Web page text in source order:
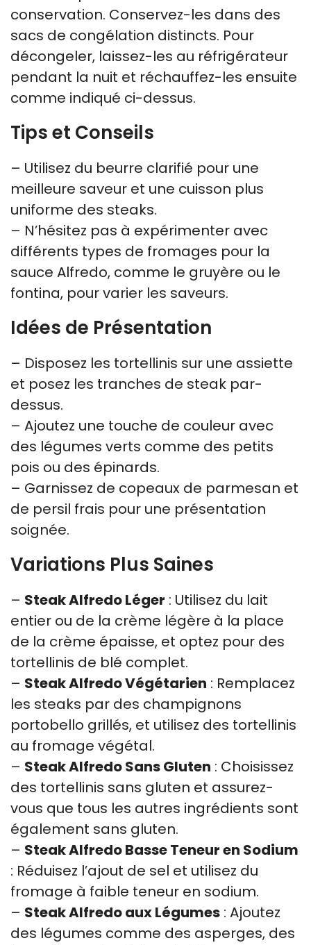
conservation. Conservez-les dans des
sacs de congélation distincts. Pour
décongeler, laissez-les au réfrigérateur
pendant la nuit et réchauffez-les ensuite
comme indiqué ci-dessus.
Tips et Conseils
– Utilisez du beurre clarifié pour une
meilleure saveur et une cuisson plus
uniforme des steaks.
– N’hésitez pas à expérimenter avec
différents types de fromages pour la
sauce Alfredo, comme le gruyère ou le
fontina, pour varier les saveurs.
Idées de Présentation
– Disposez les tortellinis sur une assiette
et posez les tranches de steak par-
dessus.
– Ajoutez une touche de couleur avec
des légumes verts comme des petits
pois ou des épinards.
– Garnissez de copeaux de parmesan et
de persil frais pour une présentation
soignée.
Variations Plus Saines
– Steak Alfredo Léger : Utilisez du lait
entier ou de la crème légère à la place
de la crème épaisse, et optez pour des
tortellinis de blé complet.
– Steak Alfredo Végétarien : Remplacez
les steaks par des champignons
portobello grillés, et utilisez des tortellinis
au fromage végétal.
– Steak Alfredo Sans Gluten : Choisissez
des tortellinis sans gluten et assurez-
vous que tous les autres ingrédients sont
également sans gluten.
– Steak Alfredo Basse Teneur en Sodium
: Réduisez l’ajout de sel et utilisez du
fromage à faible teneur en sodium.
– Steak Alfredo aux Légumes : Ajoutez
des légumes comme des asperges, des